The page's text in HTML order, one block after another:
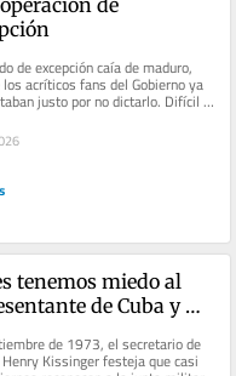
de excepción caía de maduro,
acríticos fans del Gobierno ya
justo por no dictarlo. Difícil
manejar...
tenemos miedo al
de Cuba y
de 1973, el secretario de
Kissinger festeja que casi